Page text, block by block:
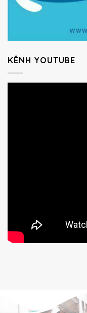
KÊNH YOUTUBE